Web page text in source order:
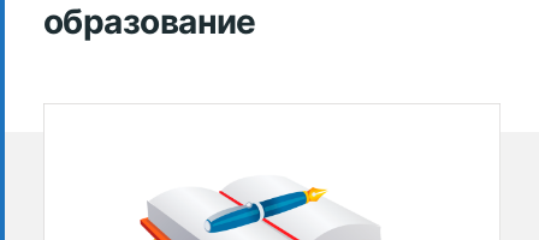
образование